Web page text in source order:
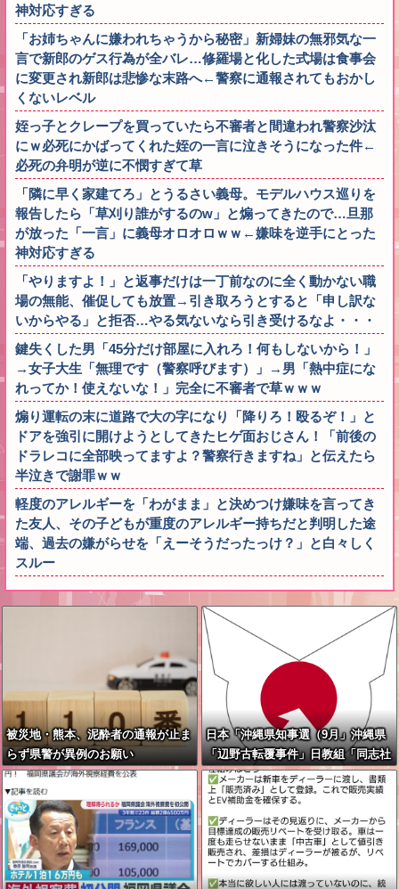
神対応すぎる
「お姉ちゃんに嫌われちゃうから秘密」新婦妹の無邪気な一
言で新郎のゲス行為が全バレ…修羅場と化した式場は食事会
に変更され新郎は悲惨な末路へ←警察に通報されてもおかし
くないレベル
姪っ子とクレープを買っていたら不審者と間違われ警察沙汰
にｗ必死にかばってくれた姪の一言に泣きそうになった件←
必死の弁明が逆に不憫すぎて草
「隣に早く家建てろ」とうるさい義母。モデルハウス巡りを
報告したら「草刈り誰がするのw」と煽ってきたので…旦那
が放った「一言」に義母オロオロｗｗ←嫌味を逆手にとった
神対応すぎる
「やりますよ！」と返事だけは一丁前なのに全く動かない職
場の無能、催促しても放置→引き取ろうとすると「申し訳な
いからやる」と拒否…やる気ないなら引き受けるなよ・・・
鍵失くした男「45分だけ部屋に入れろ！何もしないから！」
→女子大生「無理です（警察呼びます）」→男「熱中症にな
れってか！使えないな！」完全に不審者で草ｗｗｗ
煽り運転の末に道路で大の字になり「降りろ！殴るぞ！」と
ドアを強引に開けようとしてきたヒゲ面おじさん！「前後の
ドラレコに全部映ってますよ？警察行きますね」と伝えたら
半泣きで謝罪ｗｗ
軽度のアレルギーを「わがまま」と決めつけ嫌味を言ってき
た友人、その子どもが重度のアレルギー持ちだと判明した途
端、過去の嫌がらせを「えーそうだったっけ？」と白々しく
スルー
被災地・熊本、泥酔者の通報が止ま
らず県警が異例のお願い
日本「沖縄県知事選（9月」沖縄県
「辺野古転覆事件」日教組「同志社
批判！（社民系」日本「日教組と全
教は対立状態（内ｹﾞﾊﾞ」特別調査委
員会「同志社に猛省促す」→